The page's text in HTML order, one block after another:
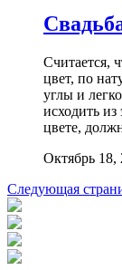
Считается,
цвет, по
углы и
исходить
цвете,
Октябрь 18,
Следующая